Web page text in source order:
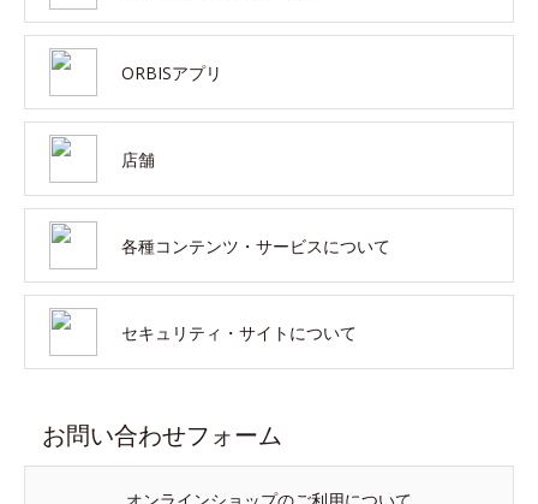
ORBISアプリ
店舗
各種コンテンツ・サービスについて
セキュリティ・サイトについて
お問い合わせフォーム